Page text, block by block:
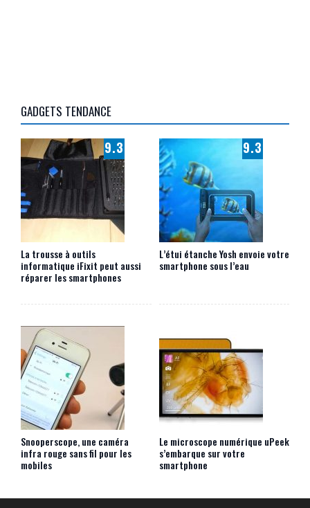
GADGETS TENDANCE
9.3
La trousse à outils
informatique iFixit peut aussi
réparer les smartphones
9.3
L’étui étanche Yosh envoie votre
smartphone sous l’eau
Snooperscope, une caméra
infra rouge sans fil pour les
mobiles
Le microscope numérique uPeek
s’embarque sur votre
smartphone